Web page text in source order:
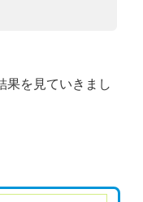
果を見ていきまし